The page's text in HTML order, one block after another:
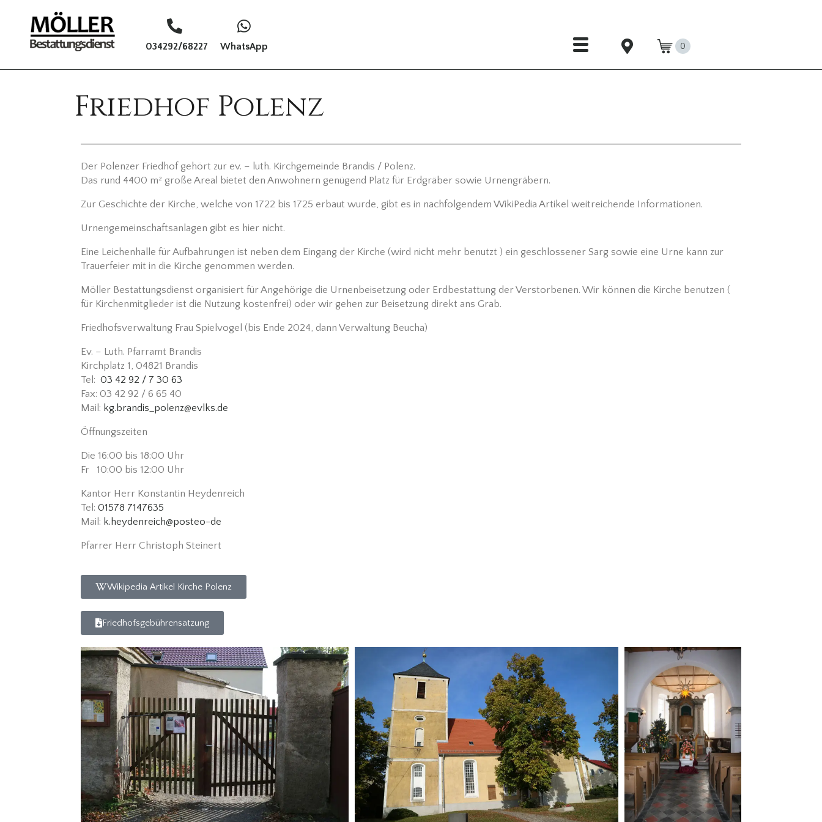
034292/68227 WhatsApp 0
Friedhof Polenz
Der Polenzer Friedhof gehört zur ev. – luth. Kirchgemeinde Brandis / Polenz.
Das rund 4400 m² große Areal bietet den Anwohnern genügend Platz für Erdgräber sowie Urnengräbern.
Zur Geschichte der Kirche, welche von 1722 bis 1725 erbaut wurde, gibt es in nachfolgendem WikiPedia Artikel weitreichende Informationen.
Urnengemeinschaftsanlagen gibt es hier nicht.
Eine Leichenhalle für Aufbahrungen ist neben dem Eingang der Kirche (wird nicht mehr benutzt ) ein geschlossener Sarg sowie eine Urne kann zur
Trauerfeier mit in die Kirche genommen werden.
Möller Bestattungsdienst organisiert für Angehörige die Urnenbeisetzung oder Erdbestattung der Verstorbenen. Wir können die Kirche benutzen (
für Kirchenmitglieder ist die Nutzung kostenfrei) oder wir gehen zur Beisetzung direkt ans Grab.
Friedhofsverwaltung Frau Spielvogel (bis Ende 2024, dann Verwaltung Beucha)
Ev. – Luth. Pfarramt Brandis
Kirchplatz 1, 04821 Brandis
Tel: 03 42 92 / 7 30 63
Fax: 03 42 92 / 6 65 40
Mail: kg.brandis_polenz@evlks.de
Öffnungszeiten
Die 16:00 bis 18:00 Uhr
Fr 10:00 bis 12:00 Uhr
Kantor Herr Konstantin Heydenreich
Tel: 01578 7147635
Mail: k.heydenreich@posteo-de
Pfarrer Herr Christoph Steinert
Wikipedia Artikel Kirche Polenz
Friedhofsgebührensatzung